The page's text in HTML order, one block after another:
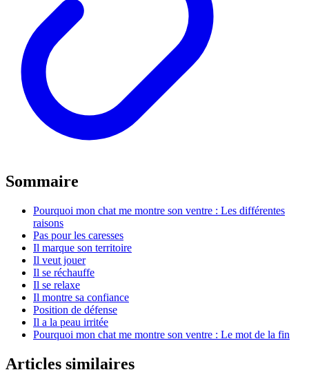
Sommaire
Pourquoi mon chat me montre son ventre : Les différentes
raisons
Pas pour les caresses
Il marque son territoire
Il veut jouer
Il se réchauffe
Il se relaxe
Il montre sa confiance
Position de défense
Il a la peau irritée
Pourquoi mon chat me montre son ventre : Le mot de la fin
Articles similaires